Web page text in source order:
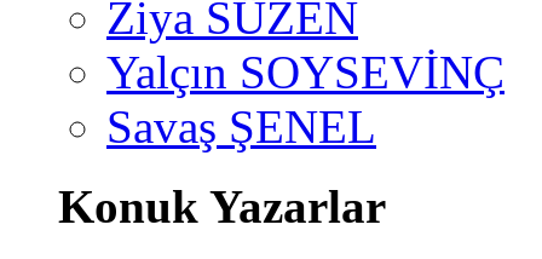
Ziya SÜZEN
Yalçın SOYSEVİNÇ
Savaş ŞENEL
Konuk Yazarlar